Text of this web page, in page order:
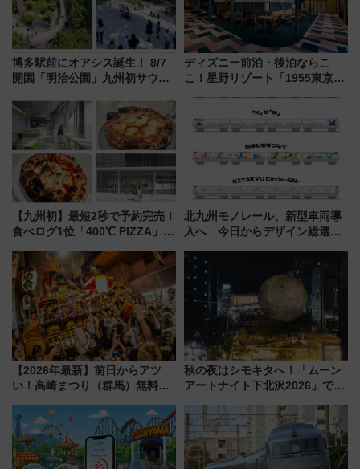
博多駅前にオアシス誕生！ 8/7
開園「明治公園」九州初サウナ
品グルメ登場で駅前の過ごし方
はどう変わる？
ディズニー前泊・後泊ならこ
こ！星野リゾート「1955東京ベ
つの理由 無料バス＆24時間サー
ビスで混雑回避
【九州初】最短2秒で予約完売！
食べログ1位「400℃ PIZZA」が
プン。もつ鍋風など限定メニュ
ーも
北九州モノレール、新型車両導
入へ 今日からデザイン総選挙
【2026年最新】前日からアツ
い！高崎まつり（群馬）無料観
しまで
秋の夜はシモキタへ！「ムーン
アートナイト下北沢2026」でイ
を満喫しよう